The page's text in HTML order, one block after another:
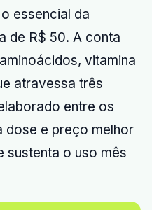
essencial da
de R$ 50. A conta
vitamina
atravessa três
entre os
dose e preço melhor
sustenta o uso mês